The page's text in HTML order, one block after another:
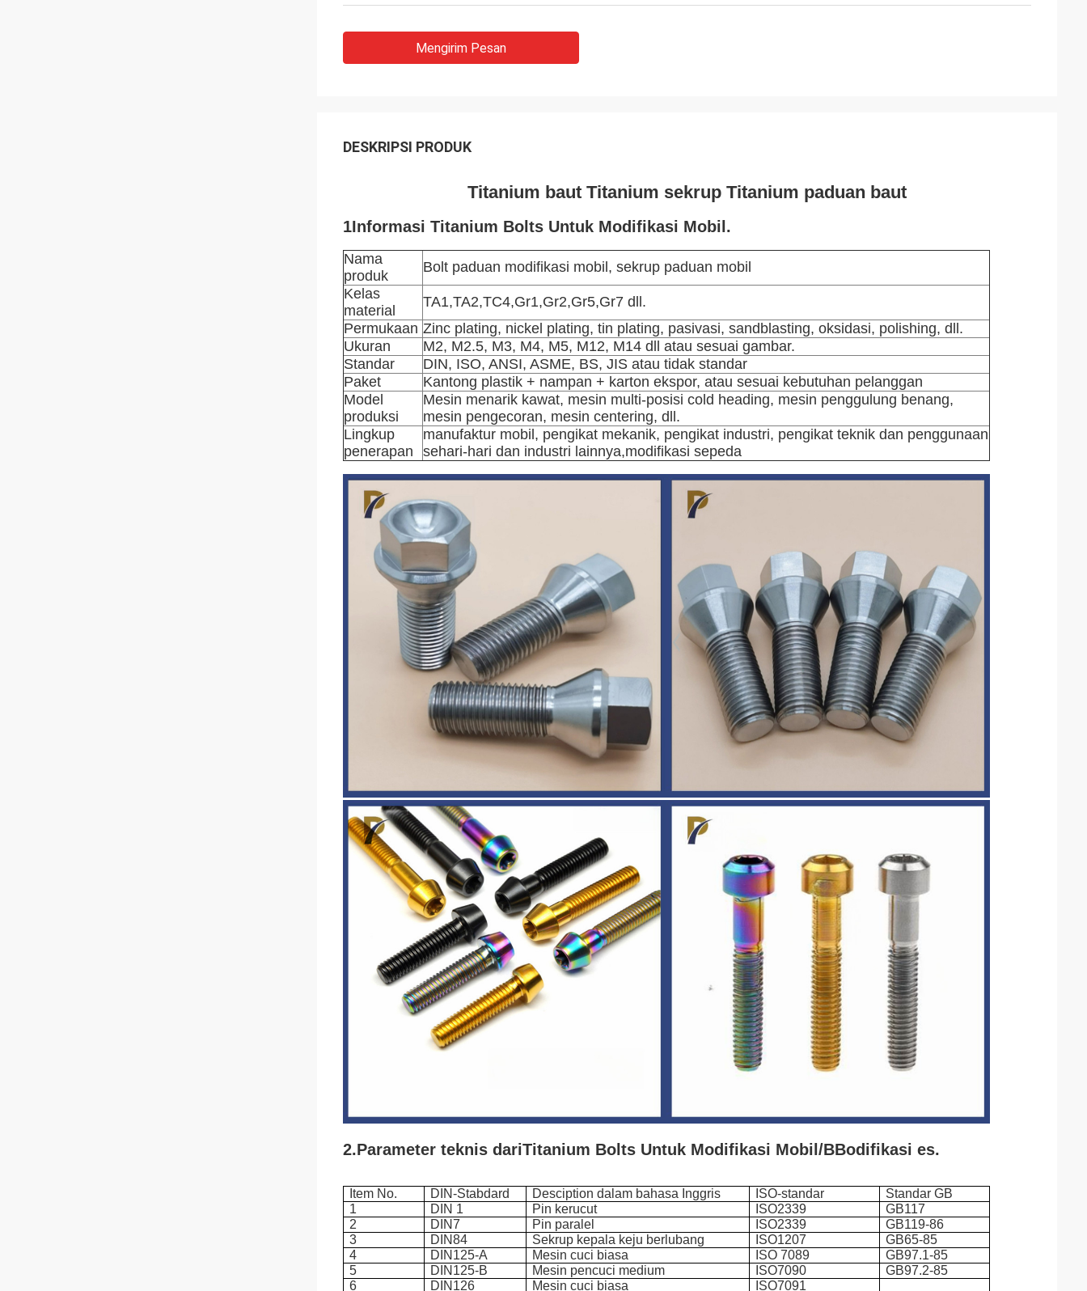
Mengirim Pesan
DESKRIPSI PRODUK
Titanium baut Titanium sekrup Titanium paduan baut
1Informasi Titanium Bolts Untuk Modifikasi Mobil.
Nama
produk
Bolt paduan modifikasi mobil, sekrup paduan mobil
Kelas
material
TA1,TA2,TC4,Gr1,Gr2,Gr5,Gr7 dll.
Permukaan Zinc plating, nickel plating, tin plating, pasivasi, sandblasting, oksidasi, polishing, dll.
Ukuran
M2, M2.5, M3, M4, M5, M12, M14 dll atau sesuai gambar.
Standar
DIN, ISO, ANSI, ASME, BS, JIS atau tidak standar
Paket
Kantong plastik + nampan + karton ekspor, atau sesuai kebutuhan pelanggan
Model
produksi
Mesin menarik kawat, mesin multi-posisi cold heading, mesin penggulung benang,
mesin pengecoran, mesin centering, dll.
Lingkup
penerapan
manufaktur mobil, pengikat mekanik, pengikat industri, pengikat teknik dan penggunaan
sehari-hari dan industri lainnya,modifikasi sepeda
2.Parameter teknis dariTitanium Bolts Untuk Modifikasi Mobil/BBodifikasi es.
Item No. DIN-Stabdard Desciption dalam bahasa Inggris ISO-standar
Standar GB
1
DIN 1 Pin kerucut ISO2339
GB117
2
DIN7 Pin paralel ISO2339
GB119-86
3
DIN84 Sekrup kepala keju berlubang ISO1207
GB65-85
4
DIN125-A Mesin cuci biasa ISO 7089
GB97.1-85
5
DIN125-B Mesin pencuci medium ISO7090
GB97.2-85
6
DIN126 Mesin cuci biasa
ISO7091